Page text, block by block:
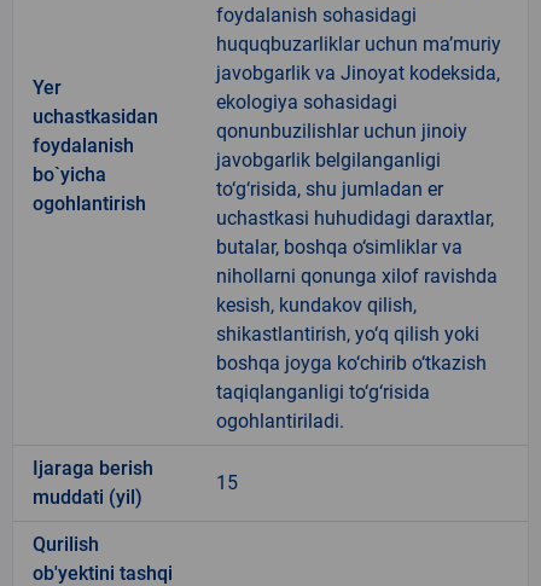
Yer
uchastkasidan
foydalanish
bo`yicha
ogohlantirish
foydalanish sohasidagi
huquqbuzarliklar uchun ma’muriy
javobgarlik va Jinoyat kodeksida,
ekologiya sohasidagi
qonunbuzilishlar uchun jinoiy
javobgarlik belgilanganligi
to‘g‘risida, shu jumladan er
uchastkasi huhudidagi daraxtlar,
butalar, boshqa o‘simliklar va
nihollarni qonunga xilof ravishda
kesish, kundakov qilish,
shikastlantirish, yo‘q qilish yoki
boshqa joyga ko‘chirib o‘tkazish
taqiqlanganligi to‘g‘risida
ogohlantiriladi.
Ijaraga berish
muddati (yil)
15
Qurilish
ob'yektini tashqi